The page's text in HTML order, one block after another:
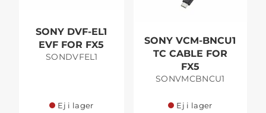
SONY DVF-EL1
EVF FOR FX5
SONDVFEL1
Ej i lager
SONY VCM-BNCU1
TC CABLE FOR
FX5
SONVMCBNCU1
Ej i lager